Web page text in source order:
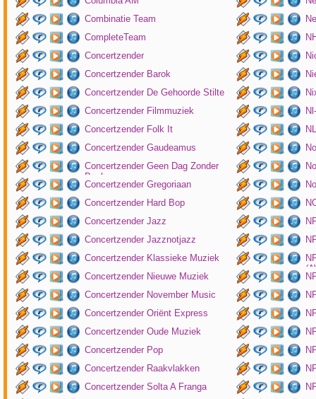
Combinatie Team
CompleteTeam
Concertzender
Concertzender Barok
Concertzender De Gehoorde Stilte
Concertzender Filmmuziek
Concertzender Folk It
Concertzender Gaudeamus
Concertzender Geen Dag Zonder
Bach
Concertzender Gregoriaan
Concertzender Hard Bop
Concertzender Jazz
Concertzender Jazznotjazz
Concertzender Klassieke Muziek
Concertzender Nieuwe Muziek
Concertzender November Music
Concertzender Oriënt Express
Concertzender Oude Muziek
Concertzender Pop
Concertzender Raakvlakken
Concertzender Solta A Franga